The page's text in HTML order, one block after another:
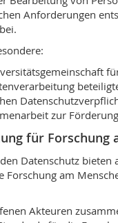
Anforderungen
zur
für Forschung
Datenschutz
Forschung am
Akteuren